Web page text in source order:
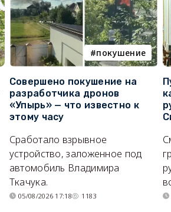
покушение
Совершено покушение на
разработчика дронов
«Упырь» — что известно к
этому часу
Сработало взрывное
устройство, заложенное под
автомобиль Владимира
Ткачука.
05/08/2026 17:18 1183